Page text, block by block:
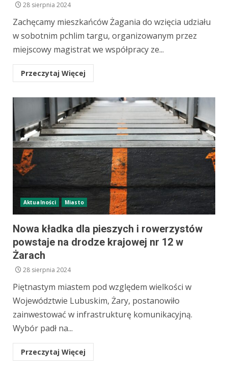
28 sierpnia 2024
Zachęcamy mieszkańców Żagania do wzięcia udziału
w sobotnim pchlim targu, organizowanym przez
miejscowy magistrat we współpracy ze...
Przeczytaj Więcej
Aktualności Miasto
Nowa kładka dla pieszych i rowerzystów
powstaje na drodze krajowej nr 12 w
Żarach
28 sierpnia 2024
Piętnastym miastem pod względem wielkości w
Województwie Lubuskim, Żary, postanowiło
zainwestować w infrastrukturę komunikacyjną.
Wybór padł na...
Przeczytaj Więcej